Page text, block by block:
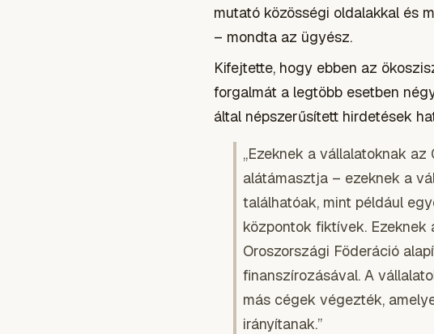
mutató közösségi oldalakkal és
– mondta az ügyész.
Kifejtette, hogy ebben az
forgalmát a legtöbb esetben
által népszerűsített hirdetések
„Ezeknek a vállalatoknak
alátámasztja – ezeknek a
találhatóak, mint például
központok fiktívek.
Oroszországi Föderáció
finanszírozásával. A
más cégek végezték,
irányítanak.”